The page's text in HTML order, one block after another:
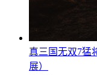
真三国无双7猛
展）